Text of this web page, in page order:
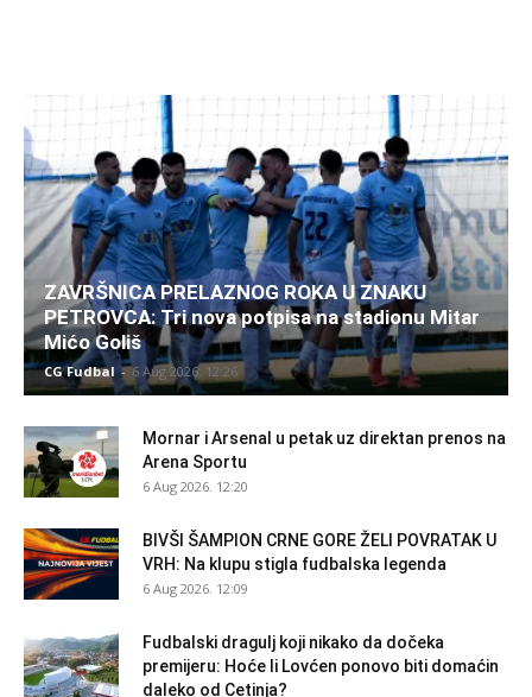
ZAVRŠNICA PRELAZNOG ROKA U ZNAKU
PETROVCA: Tri nova potpisa na stadionu Mitar
Mićo Goliš
CG Fudbal - 6 Aug 2026. 12:26
Mornar i Arsenal u petak uz direktan prenos na
Arena Sportu
6 Aug 2026. 12:20
BIVŠI ŠAMPION CRNE GORE ŽELI POVRATAK U
VRH: Na klupu stigla fudbalska legenda
6 Aug 2026. 12:09
Fudbalski dragulj koji nikako da dočeka
premijeru: Hoće li Lovćen ponovo biti domaćin
daleko od Cetinja?